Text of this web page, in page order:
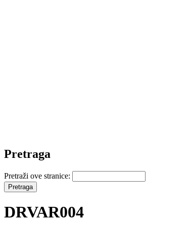
Pretraga
Pretraži ove stranice:
DRVAR004